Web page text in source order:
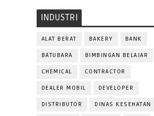
INDUSTRI
ALAT BERAT BAKERY BANK
BATUBARA BIMBINGAN BELAJAR
CHEMICAL CONTRACTOR
DEALER MOBIL DEVELOPER
DISTRIBUTOR DINAS KESEHATAN